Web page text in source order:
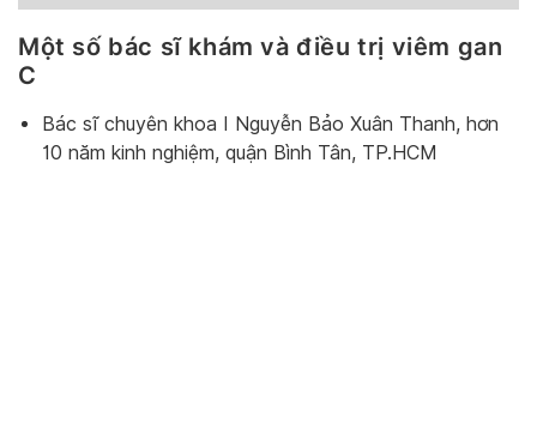
Một số bác sĩ khám và điều trị viêm gan
C
Bác sĩ chuyên khoa I Nguyễn Bảo Xuân Thanh, hơn
10 năm kinh nghiệm, quận Bình Tân, TP.HCM